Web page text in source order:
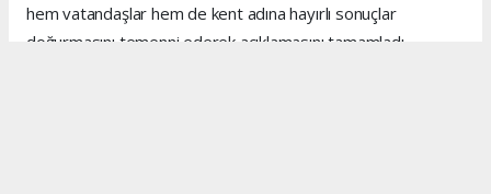
hem vatandaşlar hem de kent adına hayırlı sonuçlar
doğurmasını temenni ederek açıklamasını tamamladı.